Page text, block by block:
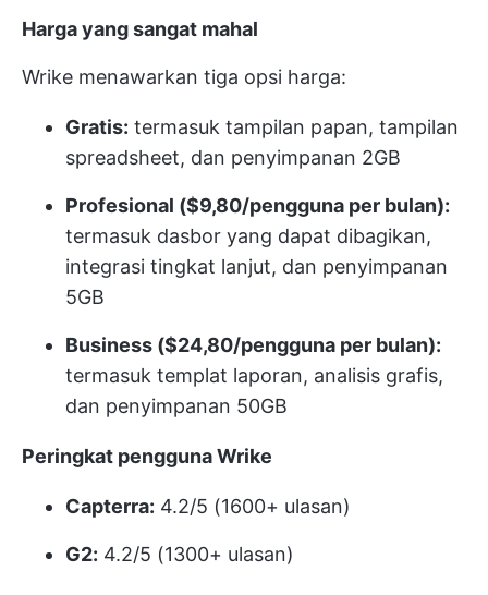
Harga yang sangat mahal
Wrike menawarkan tiga opsi harga:
Gratis: termasuk tampilan papan, tampilan
spreadsheet, dan penyimpanan 2GB
Profesional ($9,80/pengguna per bulan):
termasuk dasbor yang dapat dibagikan,
integrasi tingkat lanjut, dan penyimpanan
5GB
Business ($24,80/pengguna per bulan):
termasuk templat laporan, analisis grafis,
dan penyimpanan 50GB
Peringkat pengguna Wrike
Capterra: 4.2/5 (1600+ ulasan)
G2: 4.2/5 (1300+ ulasan)